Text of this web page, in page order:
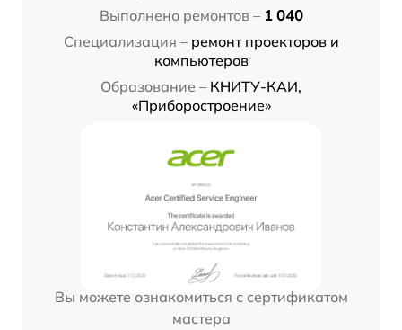
Выполнено ремонтов – 1 040
Специализация – ремонт проекторов и
компьютеров
Образование – КНИТУ-КАИ,
«Приборостроение»
Вы можете ознакомиться с сертификатом
мастера